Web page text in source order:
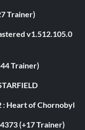
Trainer)
v1.512.105.0
Trainer)
: Heart of Chornobyl
(+17 Trainer)